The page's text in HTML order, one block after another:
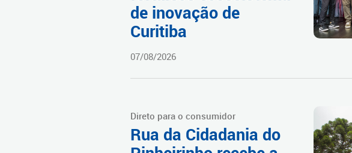
de inovação de
Curitiba
07/08/2026
Direto para o consumidor
Rua da Cidadania do